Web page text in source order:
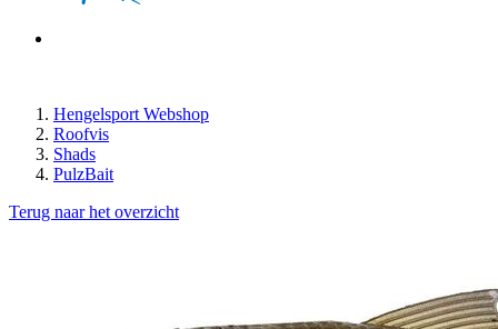
Hengelsport Webshop
Roofvis
Shads
PulzBait
Terug naar het overzicht